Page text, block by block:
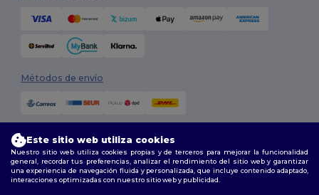
Métodos de envío
Síguenos
Este sitio web utiliza cookies
Nuestro sitio web utiliza cookies propias y de terceros para mejorar la funcionalidad
general, recordar tus preferencias, analizar el rendimiento del sitio web y garantizar
una experiencia de navegación fluida y personalizada, que incluye contenido adaptado,
interacciones optimizadas con nuestro sitio web y publicidad.